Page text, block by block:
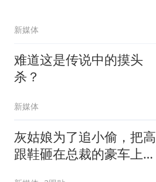
新媒体
难道这是传说中的摸头
杀？
新媒体
灰姑娘为了追小偷，把高
跟鞋砸在总裁的豪车上，